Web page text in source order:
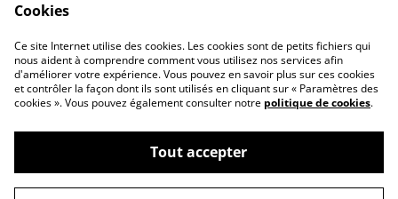
Politique de
confidentialité
Politique de cookies
©2026Rouenvuautrement
Cookies
Ce site Internet utilise des cookies. Les cookies sont de petits fichiers qui
nous aident à comprendre comment vous utilisez nos services afin
d'améliorer votre expérience. Vous pouvez en savoir plus sur ces cookies
et contrôler la façon dont ils sont utilisés en cliquant sur « Paramètres des
cookies ». Vous pouvez également consulter notre politique de cookies.
Tout accepter